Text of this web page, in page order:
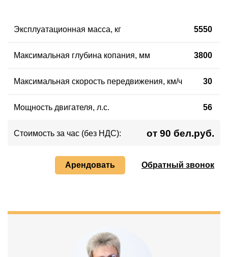
Эксплуатационная масса, кг 5550
Максимальная глубина копания, мм 3800
Максимальная скорость передвижения, км/ч 30
Мощность двигателя, л.с. 56
Стоимость за час (без НДС): от 90 бел.руб.
Арендовать Обратный звонок